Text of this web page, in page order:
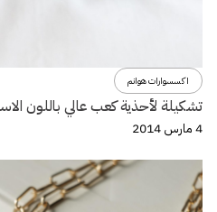
اكسسوارات هوانم
تشكيلة لأحذية كعب عالي باللون
4 مارس 2014